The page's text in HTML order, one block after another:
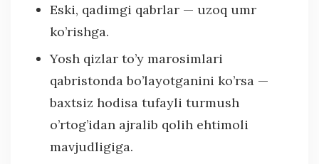
Eski, qadimgi qabrlar — uzoq umr
ko’rishga.
Yosh qizlar to’y marosimlari
qabristonda bo’layotganini ko’rsa —
baxtsiz hodisa tufayli turmush
o’rtog’idan ajralib qolih ehtimoli
mavjudligiga.